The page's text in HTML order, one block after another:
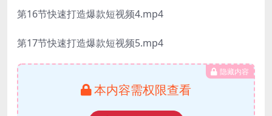
第16节快速打造爆款短视频4.mp4
第17节快速打造爆款短视频5.mp4
隐藏内容
本内容需权限查看